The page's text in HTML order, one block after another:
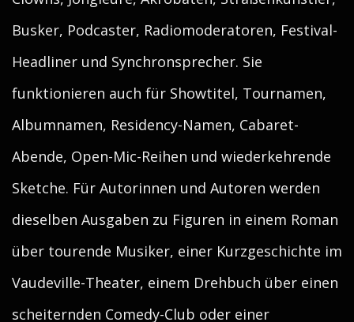
Busker, Podcaster, Radiomoderatoren, Festival-
Headliner und Synchronsprecher. Sie
funktionieren auch für Showtitel, Tournamen,
Albumnamen, Residency-Namen, Cabaret-
Abende, Open-Mic-Reihen und wiederkehrende
Sketche. Für Autorinnen und Autoren werden
dieselben Ausgaben zu Figuren in einem Roman
über tourende Musiker, einer Kurzgeschichte im
Vaudeville-Theater, einem Drehbuch über einen
scheiternden Comedy-Club oder einer